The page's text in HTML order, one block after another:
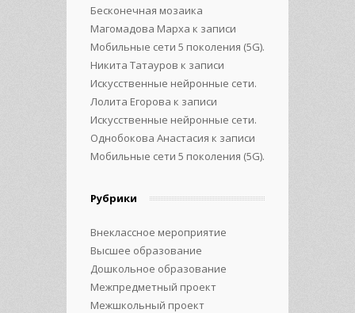
Бесконечная мозаика
Магомадова Марха к записи
Мобильные сети 5 поколения (5G).
Никита Татауров к записи
Искусственные нейронные сети.
Лолита Егорова к записи
Искусственные нейронные сети.
Однобокова Анастасия к записи
Мобильные сети 5 поколения (5G).
Рубрики
Внеклассное мероприятие
Высшее образование
Дошкольное образование
Межпредметный проект
Межшкольный проект